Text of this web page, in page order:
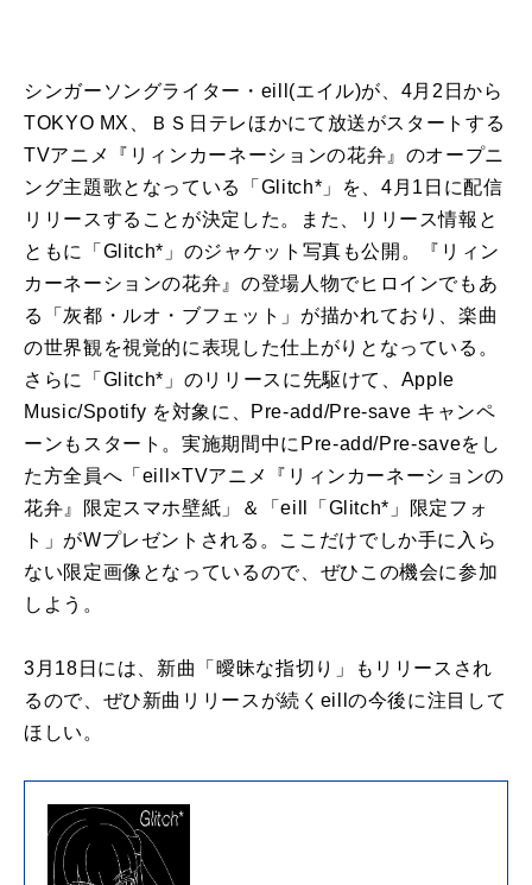
シンガーソングライター・eill(エイル)が、4月2日から
TOKYO MX、ＢＳ日テレほかにて放送がスタートする
TVアニメ『リィンカーネーションの花弁』のオープニ
ング主題歌となっている「Glitch*」を、4月1日に配信
リリースすることが決定した。また、リリース情報と
ともに「Glitch*」のジャケット写真も公開。『リィン
カーネーションの花弁』の登場人物でヒロインでもあ
る「灰都・ルオ・ブフェット」が描かれており、楽曲
の世界観を視覚的に表現した仕上がりとなっている。
さらに「Glitch*」のリリースに先駆けて、Apple
Music/Spotify を対象に、Pre-add/Pre-save キャンペ
ーンもスタート。実施期間中にPre-add/Pre-saveをし
た方全員へ「eill×TVアニメ『リィンカーネーションの
花弁』限定スマホ壁紙」＆「eill「Glitch*」限定フォ
ト」がWプレゼントされる。ここだけでしか手に入ら
ない限定画像となっているので、ぜひこの機会に参加
しよう。
3月18日には、新曲「曖昧な指切り」もリリースされ
るので、ぜひ新曲リリースが続くeillの今後に注目して
ほしい。